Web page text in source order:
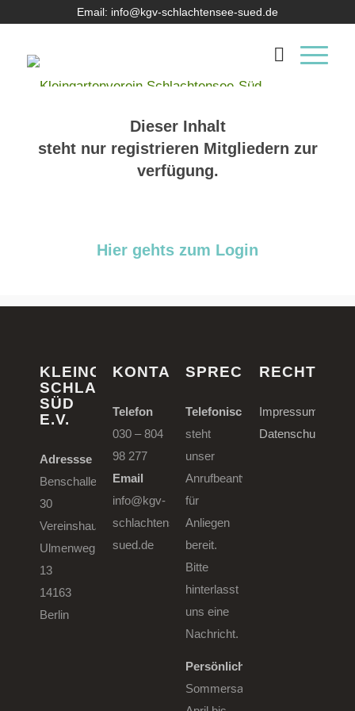
Email: info@kgv-schlachtensee-sued.de
Dieser Inhalt
steht nur registrieren Mitgliedern zur
verfügung.
Hier gehts zum Login
KLEINGARTENVEREIN
SCHLACHTENSEE-
SÜD
E.V.
Adressse
Benschallee
30
Vereinshaus
Ulmenweg
13
14163
Berlin
KONTAKT
Telefon
030 – 804
98 277
Email
info@kgv-
schlachtensee-
sued.de
SPRECHSTUNDEN
Telefonisch
steht
unser
Anrufbeantworter
für
Anliegen
bereit.
Bitte
hinterlasst
uns eine
Nachricht.
Persönlich
Sommersaison
Impressum